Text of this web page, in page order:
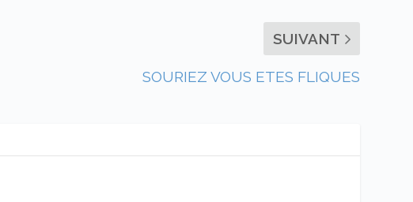
SUIVANT
SOURIEZ VOUS ETES FLIQUES